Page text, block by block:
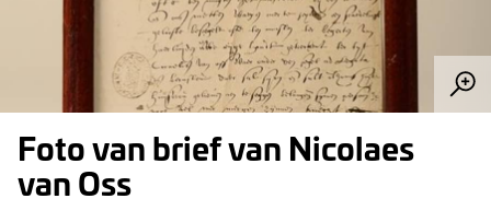
Foto van brief van Nicolaes
van Oss